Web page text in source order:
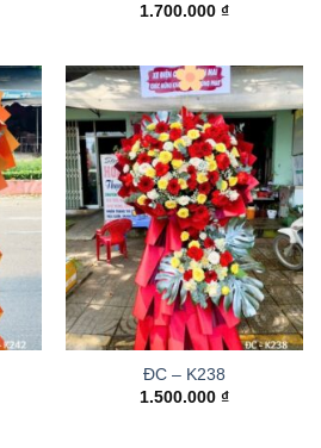
1.700.000 ₫
ĐC – K238
1.500.000 ₫